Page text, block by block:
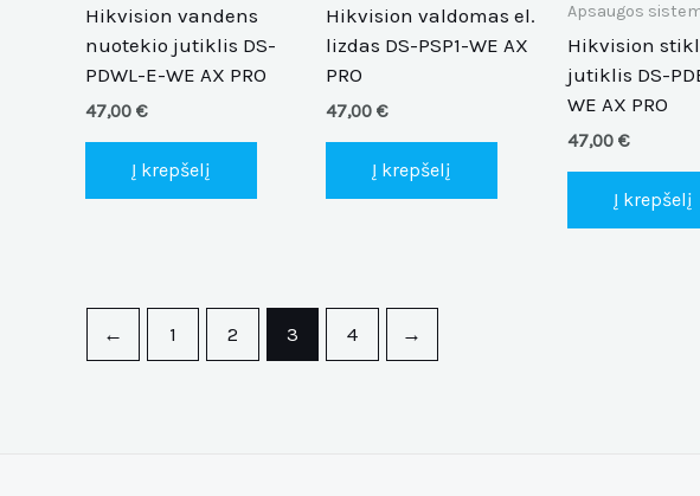
Hikvision vandens
nuotekio jutiklis DS-
PDWL-E-WE AX PRO
47,00 €
Į krepšelį
Hikvision valdomas el.
lizdas DS-PSP1-WE AX
PRO
47,00€
Į krepšelį
Apsaugos
Hikvision
jutiklis DS-
WE AX PRO
47,00 €
Į krepšelį
← 1 2 3 4 →